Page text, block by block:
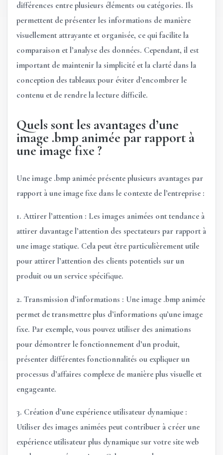
différences entre plusieurs éléments ou catégories. Ils
permettent de présenter les informations de manière
visuellement attrayante et organisée, ce qui facilite la
comparaison et l’analyse des données. Cependant, il est
important de maintenir la simplicité et la clarté dans la
conception des tableaux pour éviter d’encombrer le
contenu et de rendre la lecture difficile.
Quels sont les avantages d’une
image .bmp animée par rapport à
une image fixe ?
Une image .bmp animée présente plusieurs avantages par
rapport à une image fixe dans le contexte de l’entreprise :
1. Attirer l’attention : Les images animées ont tendance à
attirer davantage l’attention des spectateurs par rapport à
une image statique. Cela peut être particulièrement utile
pour attirer l’attention des clients potentiels sur un
produit ou un service spécifique.
2. Transmission d’informations : Une image .bmp animée
permet de transmettre plus d’informations qu’une image
fixe. Par exemple, vous pouvez utiliser des animations
pour démontrer le fonctionnement d’un produit,
présenter différentes fonctionnalités ou expliquer un
processus d’affaires complexe de manière plus visuelle et
engageante.
3. Création d’une expérience utilisateur dynamique :
Utiliser des images animées peut contribuer à créer une
expérience utilisateur plus dynamique sur votre site web